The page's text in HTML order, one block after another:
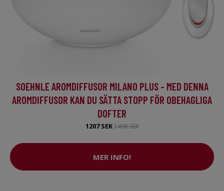
SOEHNLE AROMDIFFUSOR MILANO PLUS - MED DENNA
AROMDIFFUSOR KAN DU SÄTTA STOPP FÖR OBEHAGLIGA
DOFTER
1207 SEK1496 SEK
MER INFO!